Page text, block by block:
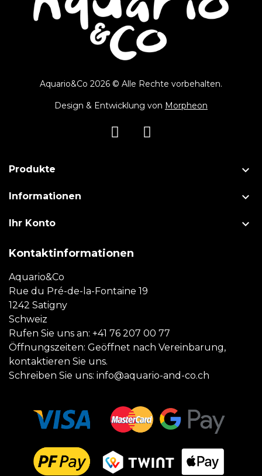
Aquario&Co 2026 © Alle Rechte vorbehalten.
Design & Entwicklung von Morpheon
Produkte 
Informationen 
Ihr Konto 
Kontaktinformationen
Aquario&Co
Rue du Pré-de-la-Fontaine 19
1242 Satigny
Schweiz
Rufen Sie uns an: +41 76 207 00 77
Öffnungszeiten: Geöffnet nach Vereinbarung,
kontaktieren Sie uns.
Schreiben Sie uns: info@aquario-and-co.ch